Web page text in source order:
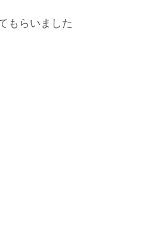
もらいました